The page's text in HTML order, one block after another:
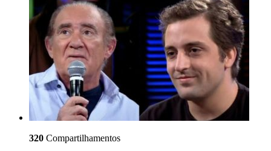
320 Compartilhamentos